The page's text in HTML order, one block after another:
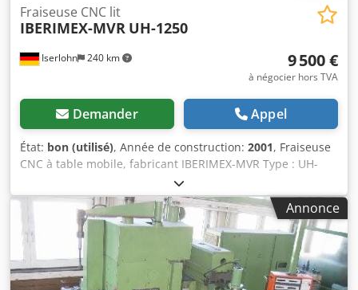
Iserlohn 240 km
Fraiseuse CNC lit
IBERIMEX-MVR UH-1250
9 500 €
à négocier hors TVA
Demander Appel
État: bon (utilisé), Année de construction: 2001, Fraiseuse
CNC à table mobile, fabricant IBERIMEX-MVR Type : UH-
1250, année de fabrication : 2001 Commande numérique :
Heidenhain TNC124 Déplacements : X 1 250 mm,
Y 500 mm, Z 460 mm Table d’usinage : 360 mm x 1 800 mm
Prise de broche : ISO 50 Machine équipée d’un carter de
protection complet. Dkedpfxed Erano Afxjr Pour plus de
détails, voir la fiche technique de la machine. Machine en
bon état.
Annonce